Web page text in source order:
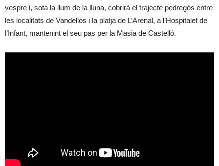
vespre i, sota la llum de la lluna, cobrirà el trajecte pedregós entre
les localitats de Vandellòs i la platja de L’Arenal, a l’Hospitalet de
l’Infant, mantenint el seu pas per la Masia de Castelló.